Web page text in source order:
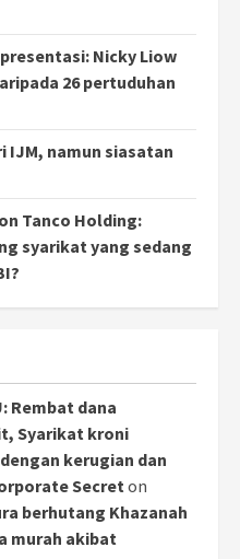
Nicky Liow
26 pertuduhan
IJM, namun siasatan
Tanco Holding:
syarikat yang sedang
Rembat dana
Syarikat kroni
kerugian dan
Secreton
berhutang Khazanah
murah akibat